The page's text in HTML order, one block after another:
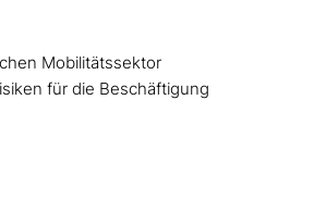
Mobilitätssektor
für die Beschäftigung